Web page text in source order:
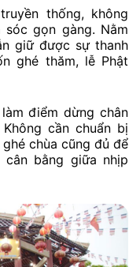
thống, không
gọn gàng. Nằm
giữ được sự thanh
ghé thăm, lễ Phật
điểm dừng chân
cần chuẩn bị
chùa cũng đủ để
bằng giữa nhịp